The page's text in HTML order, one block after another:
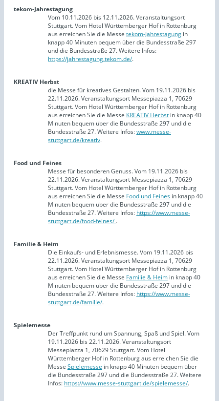
tekom-Jahrestagung
Vom 10.11.2026 bis 12.11.2026. Veranstaltungsort
Stuttgart. Vom Hotel Württemberger Hof in Rottenburg
aus erreichen Sie die Messe tekom-Jahrestagung in
knapp 40 Minuten bequem über die Bundesstraße 297
und die Bundesstraße 27. Weitere Infos:
https://jahrestagung.tekom.de/.
KREATIV Herbst
die Messe für kreatives Gestalten. Vom 19.11.2026 bis
22.11.2026. Veranstaltungsort Messepiazza 1, 70629
Stuttgart. Vom Hotel Württemberger Hof in Rottenburg
aus erreichen Sie die Messe KREATIV Herbst in knapp 40
Minuten bequem über die Bundesstraße 297 und die
Bundesstraße 27. Weitere Infos:www.messe-
stuttgart.de/kreativ.
Food und Feines
Messe für besonderen Genuss. Vom 19.11.2026 bis
22.11.2026. Veranstaltungsort Messepiazza 1, 70629
Stuttgart. Vom Hotel Württemberger Hof in Rottenburg
aus erreichen Sie die Messe Food und Feines in knapp 40
Minuten bequem über die Bundesstraße 297 und die
Bundesstraße 27. Weitere Infos: https://www.messe-
stuttgart.de/food-feines/.
Familie & Heim
Die Einkaufs- und Erlebnismesse. Vom 19.11.2026 bis
22.11.2026. Veranstaltungsort Messepiazza 1, 70629
Stuttgart. Vom Hotel Württemberger Hof in Rottenburg
aus erreichen Sie die Messe Familie & Heim in knapp 40
Minuten bequem über die Bundesstraße 297 und die
Bundesstraße 27. Weitere Infos: https://www.messe-
stuttgart.de/familie/.
Spielemesse
Der Treffpunkt rund um Spannung, Spaß und Spiel. Vom
19.11.2026 bis 22.11.2026. Veranstaltungsort
Messepiazza 1, 70629 Stuttgart. Vom Hotel
Württemberger Hof in Rottenburg aus erreichen Sie die
Messe Spielemesse in knapp 40 Minuten bequem über
die Bundesstraße 297 und die Bundesstraße 27. Weitere
Infos: https://www.messe-stuttgart.de/spielemesse/.